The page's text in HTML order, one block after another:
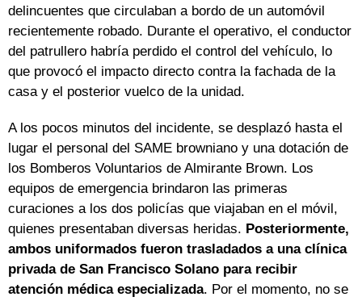
delincuentes que circulaban a bordo de un automóvil
recientemente robado. Durante el operativo, el conductor
del patrullero habría perdido el control del vehículo, lo
que provocó el impacto directo contra la fachada de la
casa y el posterior vuelco de la unidad.
A los pocos minutos del incidente, se desplazó hasta el
lugar el personal del SAME browniano y una dotación de
los Bomberos Voluntarios de Almirante Brown. Los
equipos de emergencia brindaron las primeras
curaciones a los dos policías que viajaban en el móvil,
quienes presentaban diversas heridas. Posteriormente,
ambos uniformados fueron trasladados a una clínica
privada de San Francisco Solano para recibir
atención médica especializada. Por el momento, no se